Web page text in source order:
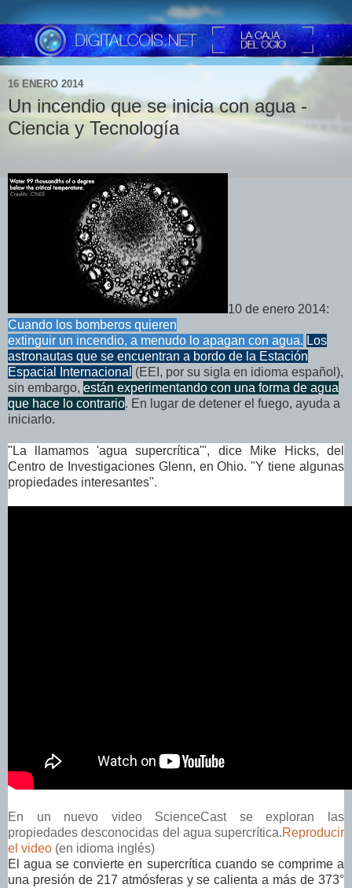
16 ENERO 2014
Un incendio que se inicia con agua -
Ciencia y Tecnología
10 de enero 2014:
Cuando los bomberos quieren
extinguir un incendio, a menudo lo apagan con agua. Los
astronautas que se encuentran a bordo de la Estación
Espacial Internacional (EEI, por su sigla en idioma español),
sin embargo, están experimentando con una forma de agua
que hace lo contrario. En lugar de detener el fuego, ayuda a
iniciarlo.
"La llamamos 'agua supercrítica'", dice Mike Hicks, del
Centro de Investigaciones Glenn, en Ohio. "Y tiene algunas
propiedades interesantes".
En un nuevo video ScienceCast se exploran las
propiedades desconocidas del agua supercrítica.Reproducir
el video (en idioma inglés)
El agua se convierte en supercrítica cuando se comprime a
una presión de 217 atmósferas y se calienta a más de 373°